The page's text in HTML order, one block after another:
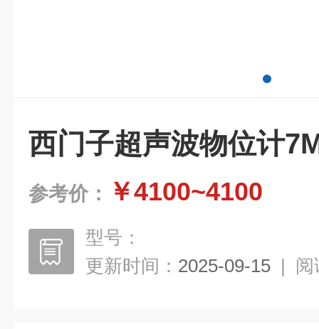
西门子超声波物位计
参考价： ￥4100~4100
型号：
更新时间： 2025-09-15 | 阅